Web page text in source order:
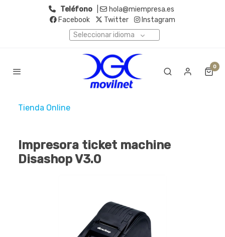
Teléfono
hola@miempresa.es
Facebook
Twitter
Instagram
Seleccionar idioma
0
Tienda Online
Impresora ticket machine
Disashop V3.0